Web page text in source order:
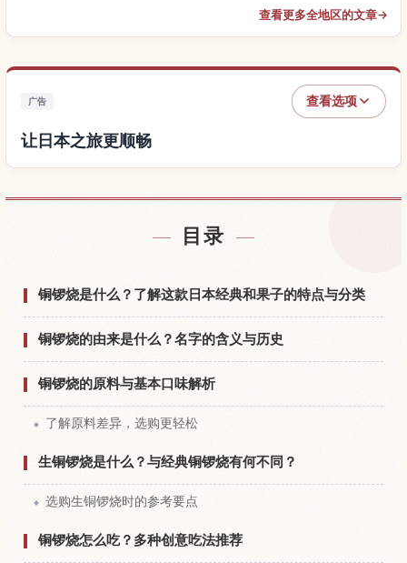
查看更多全地区的文章→
广告 查看选项
让日本之旅更顺畅
目录
铜锣烧是什么？了解这款日本经典和果子的特点与分类
铜锣烧的由来是什么？名字的含义与历史
铜锣烧的原料与基本口味解析
了解原料差异，选购更轻松
生铜锣烧是什么？与经典铜锣烧有何不同？
选购生铜锣烧时的参考要点
铜锣烧怎么吃？多种创意吃法推荐